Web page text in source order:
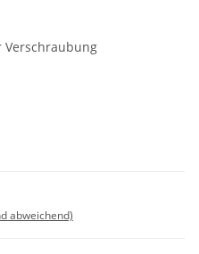
Verschraubung
abweichend)